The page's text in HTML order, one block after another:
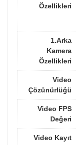
Özellikleri
1.Arka
Kamera
Özellikleri
Video
Çözünürlüğü
Video FPS
Değeri
Video Kayıt